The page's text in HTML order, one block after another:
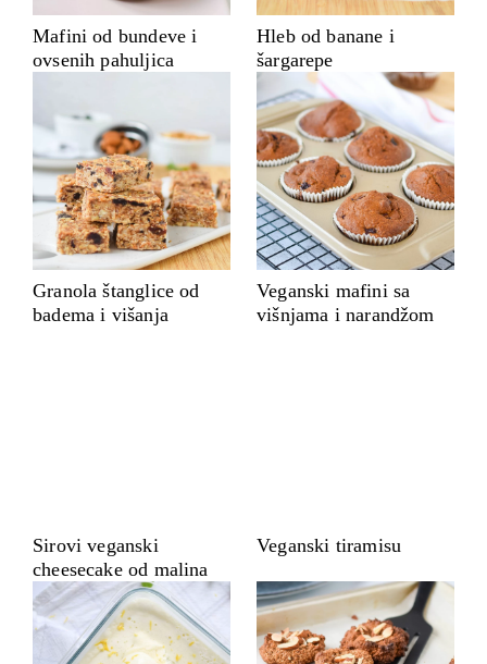
Mafini od bundeve i
ovsenih pahuljica
Hleb od banane i
šargarepe
Granola štanglice od
badema i višanja
Veganski mafini sa
višnjama i narandžom
Sirovi veganski
cheesecake od malina
Veganski tiramisu